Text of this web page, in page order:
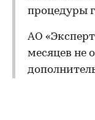
процедуры
АО
месяцев не